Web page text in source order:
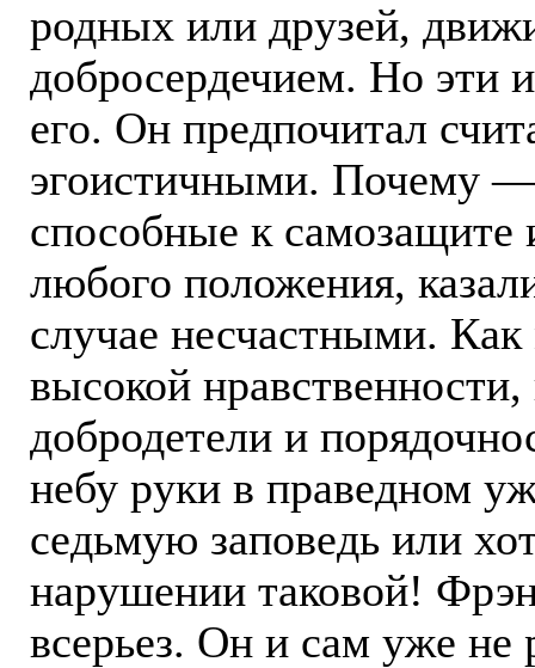
родных или друзей,
добросердечием. Но эти
его. Он предпочитал
эгоистичными. Почему
способные к
любого положения,
случае несчастными.
высокой
добродетели и
небу руки в праведном
седьмую заповедь или
нарушении таковой!
всерьез. Он и сам уже не